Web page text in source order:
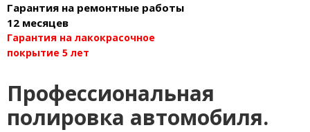
Гарантия на ремонтные работы
12 месяцев
Гарантия на лакокрасочное
покрытие 5 лет
Профессиональная
полировка автомобиля.